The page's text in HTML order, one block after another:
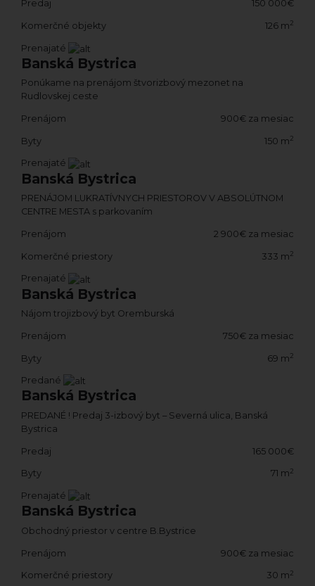
Predaj 150 000€
Komerčné objekty 126 m2
Prenajaté
Banská Bystrica
Ponúkame na prenájom štvorizbový mezonet na
Rudlovskej ceste
Prenájom 900€ za mesiac
Byty 150 m2
Prenajaté
Banská Bystrica
PRENÁJOM LUKRATÍVNYCH PRIESTOROV V ABSOLÚTNOM
CENTRE MESTA s parkovaním
Prenájom 2 900€ za mesiac
Komerčné priestory 333 m2
Prenajaté
Banská Bystrica
Nájom trojizbový byt Oremburská
Prenájom 750€ za mesiac
Byty 69 m2
Predané
Banská Bystrica
PREDANÉ ! Predaj 3-izbový byt – Severná ulica, Banská
Bystrica
Predaj 165 000€
Byty 71 m2
Prenajaté
Banská Bystrica
Obchodný priestor v centre B.Bystrice
Prenájom 900€ za mesiac
Komerčné priestory 30 m2